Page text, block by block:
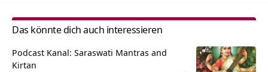
Das könnte dich auch interessieren
Podcast Kanal: Saraswati Mantras and
Kirtan